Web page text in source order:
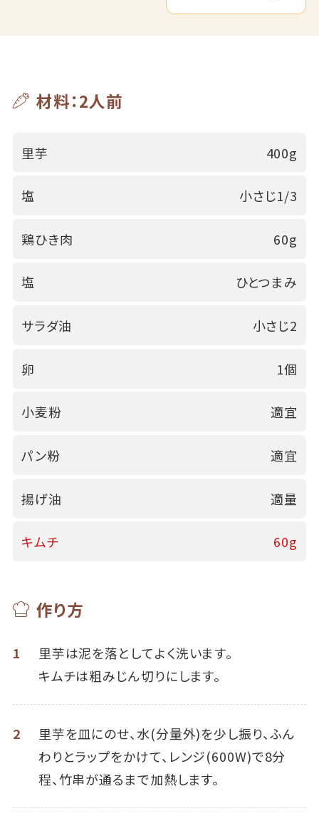
材料：2人前
里芋 400g
塩 小さじ1/3
鶏ひき肉 60g
塩 ひとつまみ
サラダ油 小さじ2
卵 1個
小麦粉 適宜
パン粉 適宜
揚げ油 適量
キムチ 60g
作り方
1
里芋は泥を落としてよく洗います。
キムチは粗みじん切りにします。
2
里芋を皿にのせ、水(分量外)を少し振り、ふん
わりとラップをかけて、レンジ(600W)で8分
程、竹串が通るまで加熱します。